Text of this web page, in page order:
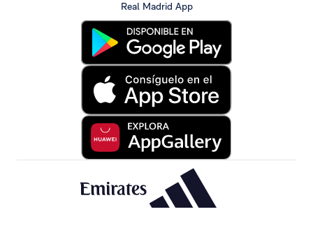
Real Madrid App